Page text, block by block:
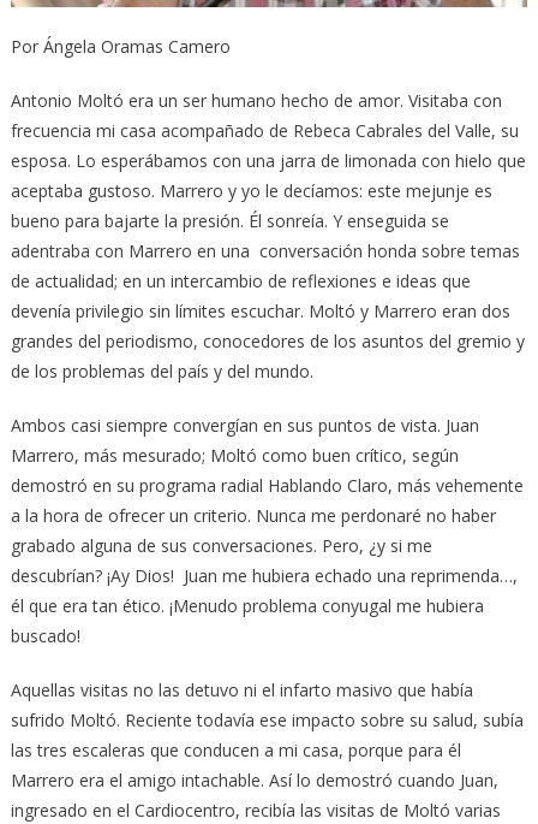
Por Ángela Oramas Camero
Antonio Moltó era un ser humano hecho de amor. Visitaba con
frecuencia mi casa acompañado de Rebeca Cabrales del Valle, su
esposa. Lo esperábamos con una jarra de limonada con hielo que
aceptaba gustoso. Marrero y yo le decíamos: este mejunje es
bueno para bajarte la presión. Él sonreía. Y enseguida se
adentraba con Marrero en una conversación honda sobre temas
de actualidad; en un intercambio de reflexiones e ideas que
devenía privilegio sin límites escuchar. Moltó y Marrero eran dos
grandes del periodismo, conocedores de los asuntos del gremio y
de los problemas del país y del mundo.
Ambos casi siempre convergían en sus puntos de vista. Juan
Marrero, más mesurado; Moltó como buen crítico, según
demostró en su programa radial Hablando Claro, más vehemente
a la hora de ofrecer un criterio. Nunca me perdonaré no haber
grabado alguna de sus conversaciones. Pero, ¿y si me
descubrían? ¡Ay Dios! Juan me hubiera echado una reprimenda…,
él que era tan ético. ¡Menudo problema conyugal me hubiera
buscado!
Aquellas visitas no las detuvo ni el infarto masivo que había
sufrido Moltó. Reciente todavía ese impacto sobre su salud, subía
las tres escaleras que conducen a mi casa, porque para él
Marrero era el amigo intachable. Así lo demostró cuando Juan,
ingresado en el Cardiocentro, recibía las visitas de Moltó varias